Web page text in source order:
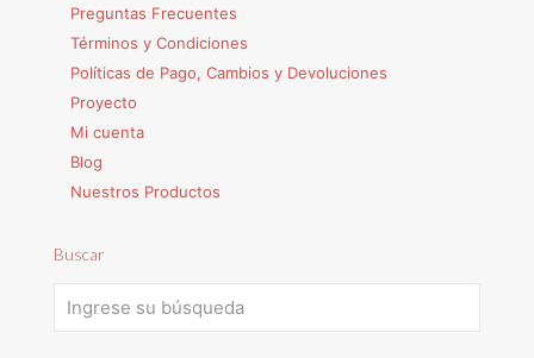
Preguntas Frecuentes
Términos y Condiciones
Políticas de Pago, Cambios y Devoluciones
Proyecto
Mi cuenta
Blog
Nuestros Productos
Buscar